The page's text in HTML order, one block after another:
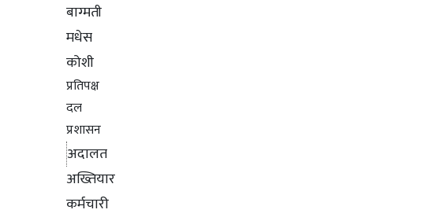
बाग्मती
मधेस
कोशी
प्रतिपक्ष
दल
प्रशासन
अदालत
अख्तियार
कर्मचारी